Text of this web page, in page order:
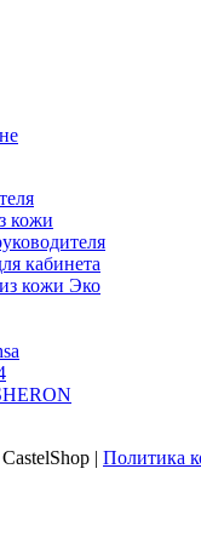
кожи
кабинета
кожи Эко
| Политика